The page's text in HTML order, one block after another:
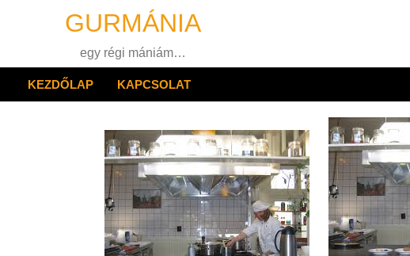
GURMÁNIA
egy régi mániám…
KEZDŐLAP KAPCSOLAT